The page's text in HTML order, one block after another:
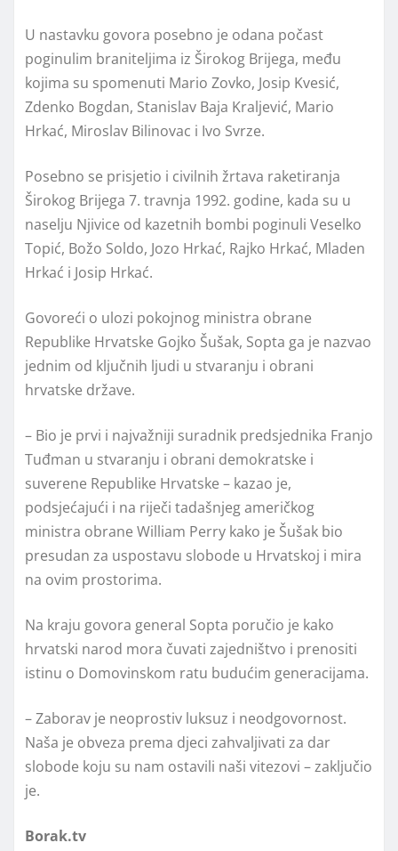
U nastavku govora posebno je odana počast
poginulim braniteljima iz Širokog Brijega, među
kojima su spomenuti Mario Zovko, Josip Kvesić,
Zdenko Bogdan, Stanislav Baja Kraljević, Mario
Hrkać, Miroslav Bilinovac i Ivo Svrze.
Posebno se prisjetio i civilnih žrtava raketiranja
Širokog Brijega 7. travnja 1992. godine, kada su u
naselju Njivice od kazetnih bombi poginuli Veselko
Topić, Božo Soldo, Jozo Hrkać, Rajko Hrkać, Mladen
Hrkać i Josip Hrkać.
Govoreći o ulozi pokojnog ministra obrane
Republike Hrvatske Gojko Šušak, Sopta ga je nazvao
jednim od ključnih ljudi u stvaranju i obrani
hrvatske države.
– Bio je prvi i najvažniji suradnik predsjednika Franjo
Tuđman u stvaranju i obrani demokratske i
suverene Republike Hrvatske – kazao je,
podsjećajući i na riječi tadašnjeg američkog
ministra obrane William Perry kako je Šušak bio
presudan za uspostavu slobode u Hrvatskoj i mira
na ovim prostorima.
Na kraju govora general Sopta poručio je kako
hrvatski narod mora čuvati zajedništvo i prenositi
istinu o Domovinskom ratu budućim generacijama.
– Zaborav je neoprostiv luksuz i neodgovornost.
Naša je obveza prema djeci zahvaljivati za dar
slobode koju su nam ostavili naši vitezovi – zaključio
je.
Borak.tv